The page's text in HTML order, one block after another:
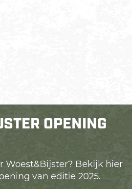
OPENING
Woest&Bijster? Bekijk hier
van editie 2025.